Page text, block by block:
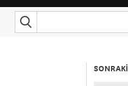
SONRAKİ